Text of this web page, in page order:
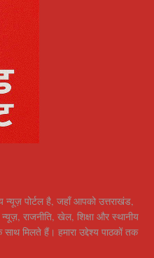
न्यूज़ पोर्टल है, जहाँ आपको उत्तराखंड,
राजनीति, खेल, शिक्षा और स्थानीय
मिलते हैं। हमारा उद्देश्य पाठकों तक